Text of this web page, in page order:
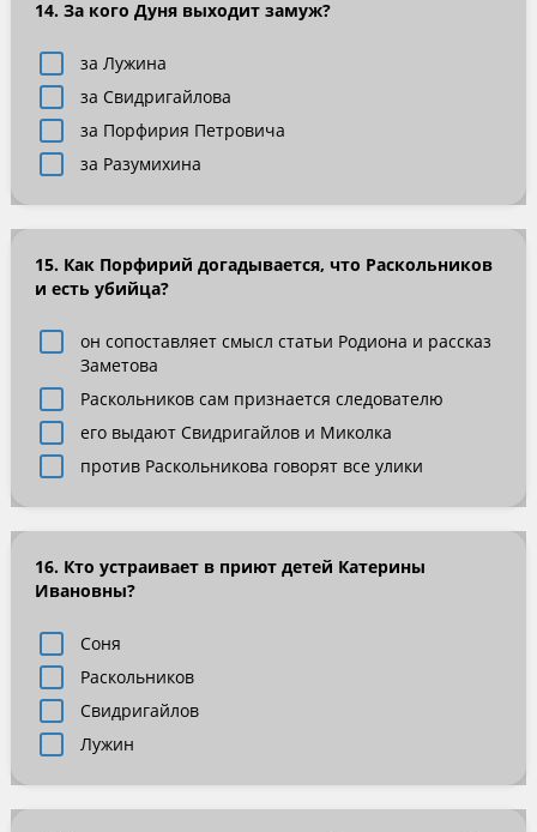
14. За кого Дуня выходит замуж?
за Лужина
за Свидригайлова
за Порфирия Петровича
за Разумихина
15. Как Порфирий догадывается, что Раскольников
и есть убийца?
он сопоставляет смысл статьи Родиона и рассказ
Заметова
Раскольников сам признается следователю
его выдают Свидригайлов и Миколка
против Раскольникова говорят все улики
16. Кто устраивает в приют детей Катерины
Ивановны?
Соня
Раскольников
Свидригайлов
Лужин